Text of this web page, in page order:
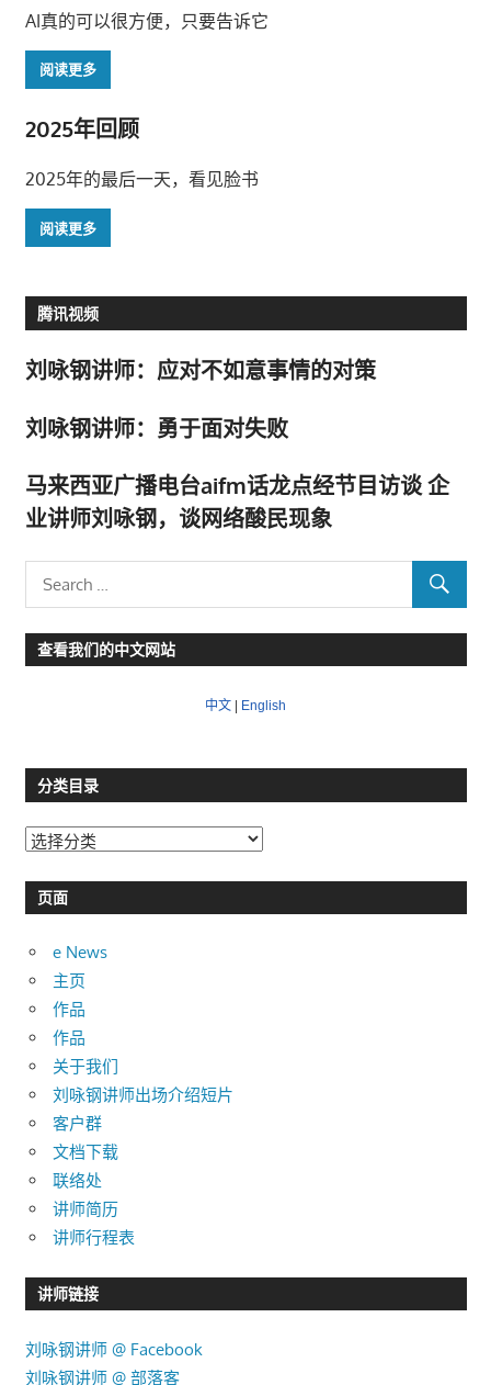
AI真的可以很方便，只要告诉它
阅读更多
2025年回顾
2025年的最后一天，看见脸书
阅读更多
腾讯视频
刘咏钢讲师：应对不如意事情的对策
刘咏钢讲师：勇于面对失败
马来西亚广播电台aifm话龙点经节目访谈 企
业讲师刘咏钢，谈网络酸民现象
查看我们的中文网站
中文 English
分类目录
分
目页面
e News
主页
作品
作品
关于我们
刘咏钢讲师出场介绍短片
客户群
文档下载
联络处
讲师简历
讲师行程表
讲师链接
刘咏钢讲师 @ Facebook
刘咏钢讲师 @ 部落客